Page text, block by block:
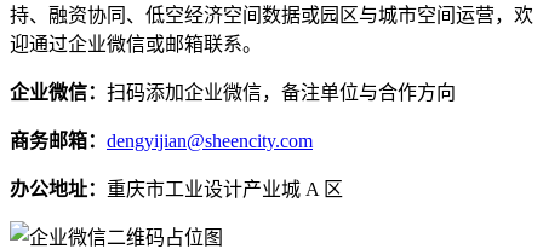
持、融资协同、低空经济空间数据或园区与城市空间运营，欢
迎通过企业微信或邮箱联系。
企业微信： 扫码添加企业微信，备注单位与合作方向
商务邮箱： dengyijian@sheencity.com
办公地址： 重庆市工业设计产业城 A 区